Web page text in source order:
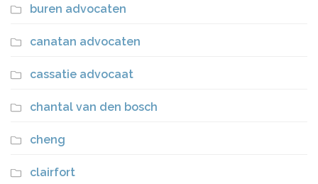
buren advocaten
canatan advocaten
cassatie advocaat
chantal van den bosch
cheng
clairfort